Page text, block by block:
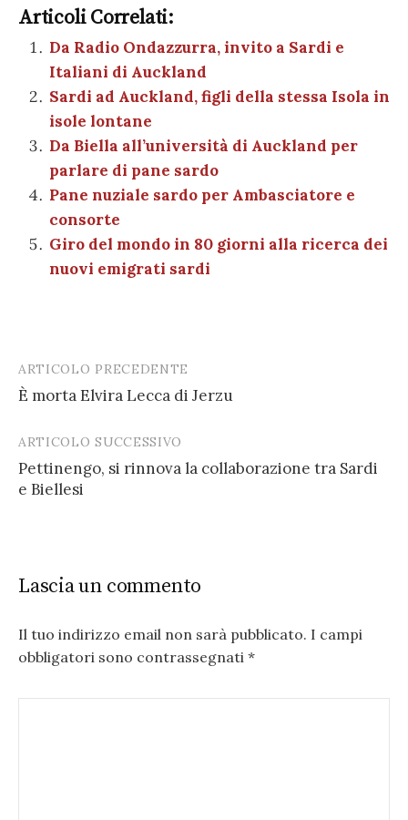
e
b
o
o
k
te
r
es
t A
p
p
g
er
a dI
n
ai
l
n
di
vi
di
Articoli Correlati:
Da Radio Ondazzurra, invito a Sardi e
Italiani di Auckland
Sardi ad Auckland, figli della stessa Isola in
isole lontane
Da Biella all’università di Auckland per
parlare di pane sardo
Pane nuziale sardo per Ambasciatore e
consorte
Giro del mondo in 80 giorni alla ricerca dei
nuovi emigrati sardi
Post
navigation
ARTICOLO PRECEDENTE
È morta Elvira Lecca di Jerzu
ARTICOLO SUCCESSIVO
Pettinengo, si rinnova la collaborazione tra Sardi
e Biellesi
Lascia un commento
Il tuo indirizzo email non sarà pubblicato. I campi
obbligatori sono contrassegnati *